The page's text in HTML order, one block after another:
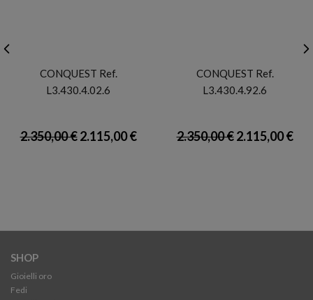
CONQUEST Ref.
L3.430.4.02.6
2.350,00 €2.115,00 €
CONQUEST Ref.
L3.430.4.92.6
2.350,00 €2.115,00 €
SHOP
Gioielli oro
Fedi